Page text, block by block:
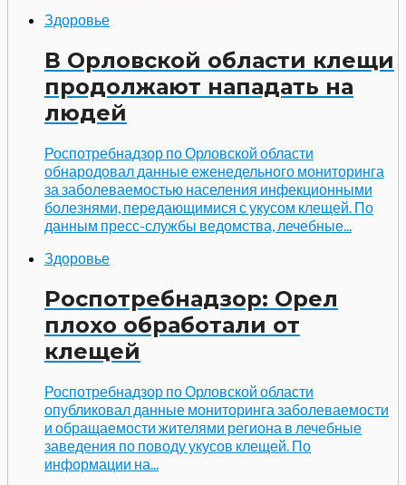
Здоровье
В Орловской области клещи
продолжают нападать на
людей
Роспотребнадзор по Орловской области
обнародовал данные еженедельного мониторинга
за заболеваемостью населения инфекционными
болезнями, передающимися с укусом клещей. По
данным пресс-службы ведомства, лечебные...
Здоровье
Роспотребнадзор: Орел
плохо обработали от
клещей
Роспотребнадзор по Орловской области
опубликовал данные мониторинга заболеваемости
и обращаемости жителями региона в лечебные
заведения по поводу укусов клещей. По
информации на...